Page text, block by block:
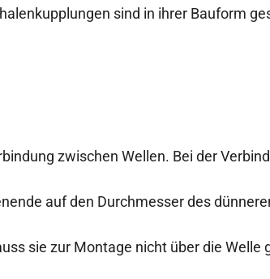
sind in ihrer Bauform
zwischen Wellen. Bei der
auf den Durchmesser des
sie zur Montage nicht über die